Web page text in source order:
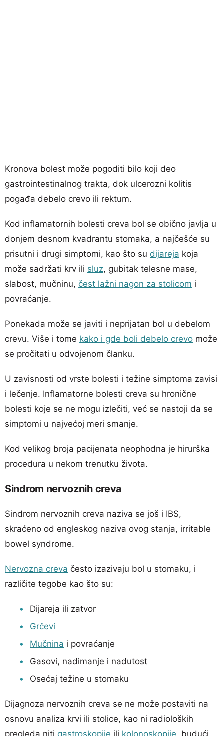
Kronova bolest može pogoditi bilo koji deo
gastrointestinalnog trakta, dok ulcerozni kolitis
pogađa debelo crevo ili rektum.
Kod inflamatornih bolesti creva bol se obično javlja u
donjem desnom kvadrantu stomaka, a najčešće su
prisutni i drugi simptomi, kao što su dijareja koja
može sadržati krv ili sluz, gubitak telesne mase,
slabost, mučninu, čest lažni nagon za stolicom i
povraćanje.
Ponekada može se javiti i neprijatan bol u debelom
crevu. Više i tome kako i gde boli debelo crevo može
se pročitati u odvojenom članku.
U zavisnosti od vrste bolesti i težine simptoma zavisi
i lečenje. Inflamatorne bolesti creva su hronične
bolesti koje se ne mogu izlečiti, već se nastoji da se
simptomi u najvećoj meri smanje.
Kod velikog broja pacijenata neophodna je hirurška
procedura u nekom trenutku života.
Sindrom nervoznih creva
Sindrom nervoznih creva naziva se još i IBS,
skraćeno od engleskog naziva ovog stanja, irritable
bowel syndrome.
Nervozna creva često izazivaju bol u stomaku, i
različite tegobe kao što su:
Dijareja ili zatvor
Grčevi
Mučnina i povraćanje
Gasovi, nadimanje i nadutost
Osećaj težine u stomaku
Dijagnoza nervoznih creva se ne može postaviti na
osnovu analiza krvi ili stolice, kao ni radioloških
pregleda niti gastroskopije ili kolonoskopije, budući